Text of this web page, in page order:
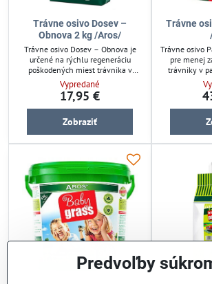
Trávne osivo Dosev –
Obnova 2 kg /Aros/
Trávne osivo Dosev – Obnova je
určené na rýchlu regeneráciu
poškodených miest trávnika v
záhrade, na ihrisku alebo v parku.
Zmes s prevahou Lolium perenne
zabezpečuje rýchle zapojenie a
oživenie plôch. Balenie 2 kg
pokryje cca 100 m² a poskytuje
trávnika.
Vypredané
17,95 €
Zobraziť
Trávne
Trávne osivo
pre menej
trávniky v
Zmes
a Lolium
hustý a
tvorbou
vystačí
Predvoľby